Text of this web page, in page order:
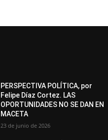
PERSPECTIVA POLÍTICA, por
Felipe Díaz Cortez. LAS
OPORTUNIDADES NO SE DAN EN
MACETA
23 de junio de 2026